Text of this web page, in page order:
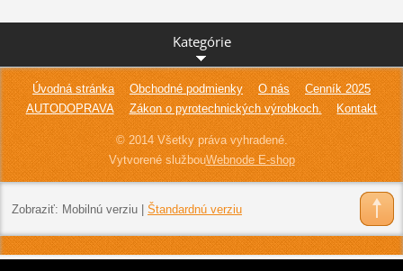
Kategórie
Úvodná stránka Obchodné podmienky O nás
Cenník 2025
AUTODOPRAVA
Zákon o pyrotechnických výrobkoch. Kontakt
© 2014 Všetky práva vyhradené.
Vytvorené službouWebnode E-shop
Zobraziť: Mobilnú verziu| Štandardnú verziu